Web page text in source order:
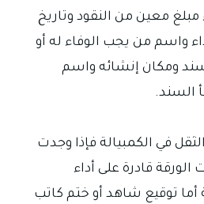
معين من النقود وتاريخ
واسم من يجب الوفاء له أو
ومكان إنشائه واسم
السند.
في الكمبيالة فإذا وجدت
قادرة على أداء
أما توقيع شاهد أو ختم كاتب